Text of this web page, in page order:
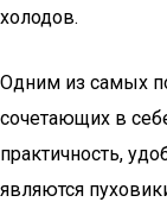
холодов.
Одним из самых
сочетающих в
практичность,
являются